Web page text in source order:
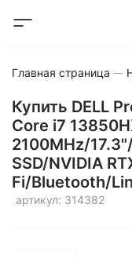
Главная страница
Купить DELL
Core i7
2100MHz/
SSD/NVIDIA
Fi/Bluetooth/
артикул: 314382